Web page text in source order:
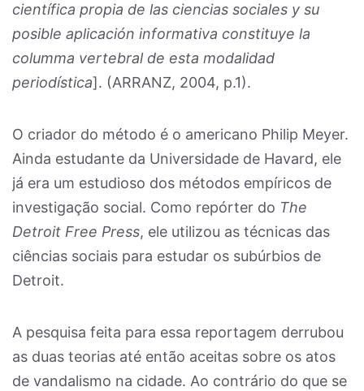
científica propia de las ciencias sociales y su
posible aplicación informativa constituye la
columma vertebral de esta modalidad
periodística]. (ARRANZ, 2004, p.1).
O criador do método é o americano Philip Meyer.
Ainda estudante da Universidade de Havard, ele
já era um estudioso dos métodos empíricos de
investigação social. Como repórter do The
Detroit Free Press, ele utilizou as técnicas das
ciências sociais para estudar os subúrbios de
Detroit.
A pesquisa feita para essa reportagem derrubou
as duas teorias até então aceitas sobre os atos
de vandalismo na cidade. Ao contrário do que se